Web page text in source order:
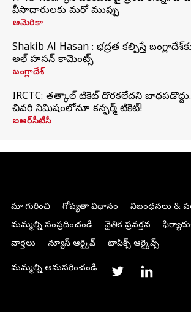
వీసాదారులకు మరో ముప్పు
అమెరికా
Shakib Al Hasan : భద్రత కల్పిస్తే
అల్ హసన్ కామెంట్స్
బంగ్లాదేశ్
IRCTC: తత్కాల్ టికెట్ దొరకలేదని
చివరి నిమిషంలోనూ కన్ఫర్మ్ టికెట్!
ఐఆర్‌సీటీసీ
మా గురించి గోప్యతా విధానం
నిబంధనలు &
మమ్మల్ని సంప్రదించండి
నైతిక ప్రవర్తన
వార్తలు
న్యూస్ ఆర్కైవ్ టాపిక్స్ ఆర్కైవ్స్
మమ్మల్ని అనుసరించండి